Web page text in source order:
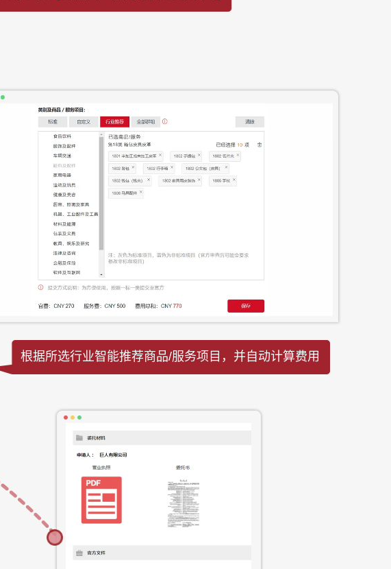
根据所选行业智能推荐商品/服务项目，并自动计算费用